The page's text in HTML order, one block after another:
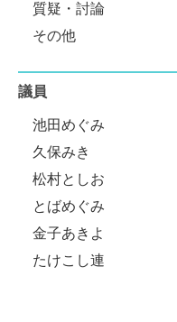
質疑・討論
その他
議員
池田めぐみ
久保みき
松村としお
とばめぐみ
金子あきよ
たけこし連